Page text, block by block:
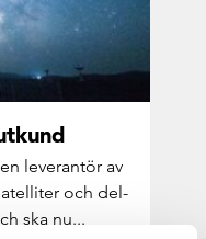
le­ve­ran­tör av
och del­
ska nu...